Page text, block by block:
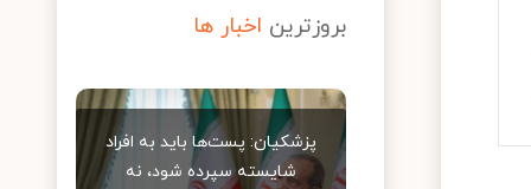
بروزترین اخبار ها
پزشکیان: پست‌ها باید به افراد
شایسته سپرده شود، نه